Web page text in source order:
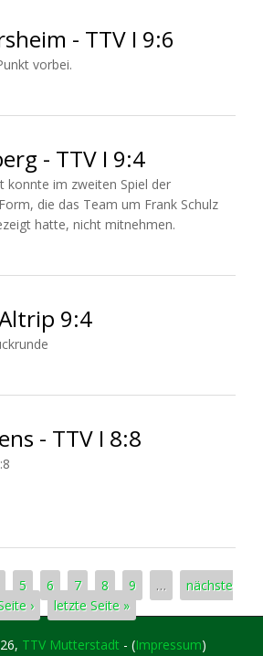
- TTV I 9:6
vorbei.
- TTV I 9:4
konnte im zweiten Spiel der
die das Team um Frank Schulz
hatte, nicht mitnehmen.
9:4
- TTV I 8:8
5 6 7 8 9 …
nächste
›
letzte Seite »
TTV Mutterstadt - (Impressum)